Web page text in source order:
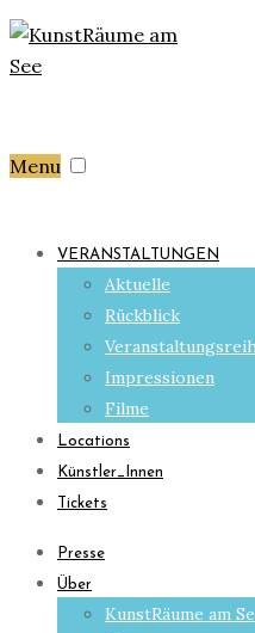
Menu
VERANSTALTUNGEN
Aktuelle
Rückblick
Impressionen
Filme
Locations
Künstler_Innen
Tickets
Presse
Über
KunstRäume am